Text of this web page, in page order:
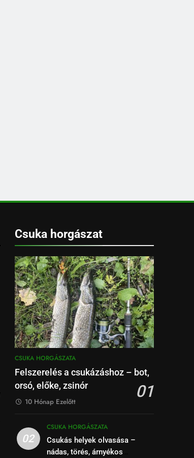
Csuka horgászat
CSUKA HORGÁSZATA
Felszerelés a csukázáshoz – bot,
orsó, előke, zsinór
01
10 Hónap Ezelőtt
02
CSUKA HORGÁSZATA
Csukás helyek olvasása –
nádas, törés, árnyékos